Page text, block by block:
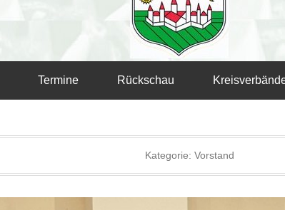
Termine Rückschau
Kategorie: Vorstand